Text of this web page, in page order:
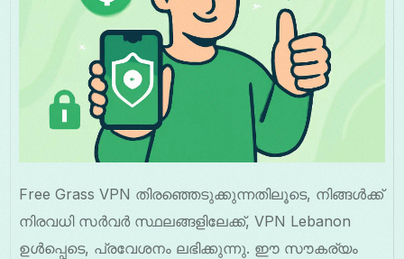
Free Grass VPN തിരഞ്ഞെടുക്കുന്നതിലൂടെ, നിങ്ങൾക്ക്
നിരവധി സർവർ സ്ഥലങ്ങളിലേക്ക്, VPN Lebanon
ഉൾപ്പെടെ, പ്രവേശനം ലഭിക്കുന്നു. ഈ സൗകര്യം